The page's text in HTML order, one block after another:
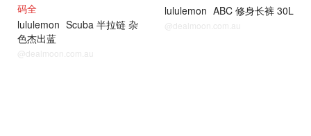
码全
lululemon Scuba 半拉链 杂
色杰出蓝
@dealmoon.com.au
lululemon ABC 修身长裤 30L
@dealmoon.com.au